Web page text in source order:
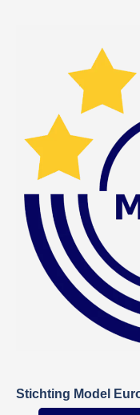
Stichting Model